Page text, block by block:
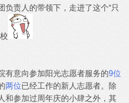
负责人的带领下，走进了这个“只
有意向参加阳光志愿者服务的9位
两位已经工作的新人志愿者。除
和参加过周年庆的小肆之外，其